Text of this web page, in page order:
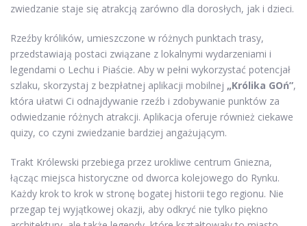
zwiedzanie staje się atrakcją zarówno dla dorosłych, jak i dzieci.
Rzeźby królików, umieszczone w różnych punktach trasy,
przedstawiają postaci związane z lokalnymi wydarzeniami i
legendami o Lechu i Piaście. Aby w pełni wykorzystać potencjał
szlaku, skorzystaj z bezpłatnej aplikacji mobilnej „Królika GOń”,
która ułatwi Ci odnajdywanie rzeźb i zdobywanie punktów za
odwiedzanie różnych atrakcji. Aplikacja oferuje również ciekawe
quizy, co czyni zwiedzanie bardziej angażującym.
Trakt Królewski przebiega przez urokliwe centrum Gniezna,
łącząc miejsca historyczne od dworca kolejowego do Rynku.
Każdy krok to krok w stronę bogatej historii tego regionu. Nie
przegap tej wyjątkowej okazji, aby odkryć nie tylko piękno